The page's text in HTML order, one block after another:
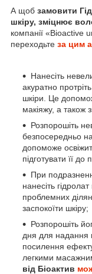
А щоб замовити
шкіру, зміцнює
компанії «Bioactive
переходьте за цим
Нанесіть
акуратно
шкіри. Це
макіяжу, а також
Розпорошіть
безпосередньо
допоможе
підготувати її
При
нанесіть
проблемних
заспокоїти шкіру;
Розпорошіть
дня для надання
посилення
легкими
від Біоактив